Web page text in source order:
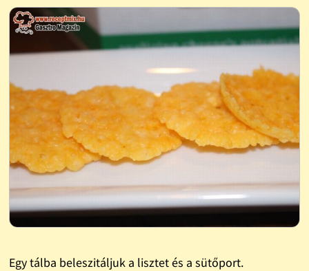
Egy tálba beleszitáljuk a lisztet és a sütőport.